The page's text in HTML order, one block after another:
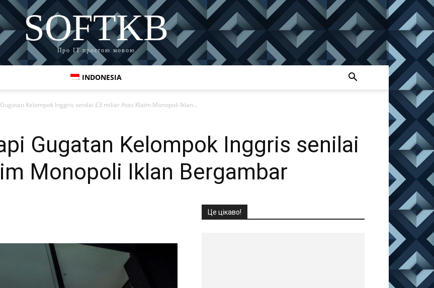
SOFTKB
Про ІТ простою мовою
INDONESIA
Kelompok Inggris senilai £3 miliar Atas Klaim Monopoli Iklan...
Gugatan Kelompok Inggris senilai
Monopoli Iklan Bergambar
Це цікаво!